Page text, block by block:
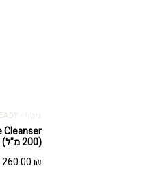
ניקוי - GETTING SKIN READY
(200 מ"ל)
260.00 ₪